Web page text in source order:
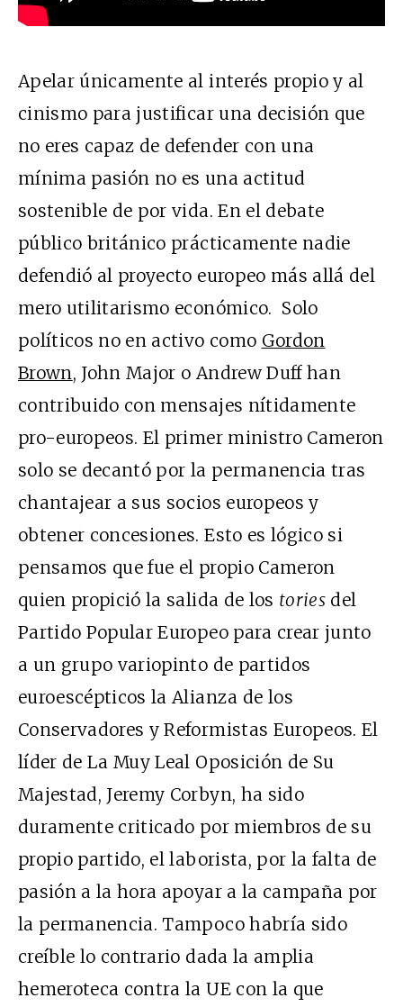
Apelar únicamente al interés propio y al
cinismo para justificar una decisión que
no eres capaz de defender con una
mínima pasión no es una actitud
sostenible de por vida. En el debate
público británico prácticamente nadie
defendió al proyecto europeo más allá del
mero utilitarismo económico. Solo
políticos no en activo como Gordon
Brown, John Major o Andrew Duff han
contribuido con mensajes nítidamente
pro-europeos. El primer ministro Cameron
solo se decantó por la permanencia tras
chantajear a sus socios europeos y
obtener concesiones. Esto es lógico si
pensamos que fue el propio Cameron
quien propició la salida de los tories del
Partido Popular Europeo para crear junto
a un grupo variopinto de partidos
euroescépticos la Alianza de los
Conservadores y Reformistas Europeos. El
líder de La Muy Leal Oposición de Su
Majestad, Jeremy Corbyn, ha sido
duramente criticado por miembros de su
propio partido, el laborista, por la falta de
pasión a la hora apoyar a la campaña por
la permanencia. Tampoco habría sido
creíble lo contrario dada la amplia
hemeroteca contra la UE con la que